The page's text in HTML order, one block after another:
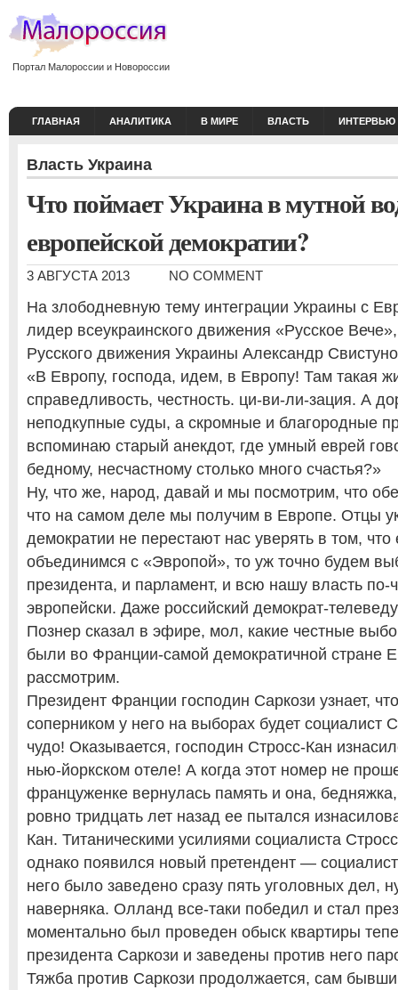
Портал Малороссии и Новороссии
ГЛАВНАЯ АНАЛИТИКА В МИРЕ ВЛАСТЬ ИНТЕРВЬЮ
Власть Украина
Что поймает Украина в мутной
европейской демократии?
3 АВГУСТА 2013 NO COMMENT
На злободневную тему интеграции Украины с
лидер всеукраинского движения «Русское
Русского движения Украины Александр
«В Европу, господа, идем, в Европу! Там такая
справедливость, честность. ци-ви-ли-зация. А
неподкупные суды, а скромные и благородные
вспоминаю старый анекдот, где умный еврей
бедному, несчастному столько много счастья?»
Ну, что же, народ, давай и мы посмотрим, что
что на самом деле мы получим в Европе. Отцы
демократии не перестают нас уверять в том,
объединимся с «Эвропой», то уж точно будем
президента, и парламент, и всю нашу власть по-
эвропейски. Даже российский демократ-
Познер сказал в эфире, мол, какие честные
были во Франции-самой демократичной стране
рассмотрим.
Президент Франции господин Саркози узнает,
соперником у него на выборах будет социалист
чудо! Оказывается, господин Стросс-Кан
нью-йоркском отеле! А когда этот номер не
француженке вернулась память и она,
ровно тридцать лет назад ее пытался
Кан. Титаническими усилиями социалиста
однако появился новый претендент —
него было заведено сразу пять уголовных дел,
наверняка. Олланд все-таки победил и стал
моментально был проведен обыск квартиры
президента Саркози и заведены против него
Тяжба против Саркози продолжается, сам